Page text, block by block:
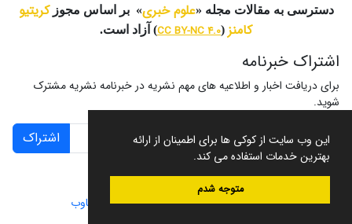
این وب سایت از کوکی ها برای اطمینان از ارائه
بهترین خدمات استفاده می کند.
متوجه شدم
دسترسی به مقالات مجله «علوم خبری» بر اساس مجوزکریتیو
کامنز (
CC BY-NC 4.0) آزاد است.
اشتراک خبرنامه
برای دریافت اخبار و اطلاعیه های مهم نشریه در خبرنامه نشریه مشترک
شوید.
اشتراک
سامانه مدیریت نشریات علمی.طراحی و پیاده سازی از سیناوب